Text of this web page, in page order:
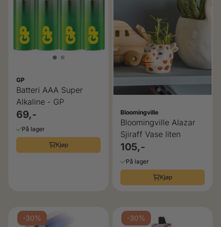
GP
Batteri AAA Super
Alkaline - GP
69,-
På lager
Kjøp
Bloomingville
Bloomingville Alazar
Sjiraff Vase liten
105,-
På lager
Kjøp
-30% -30%